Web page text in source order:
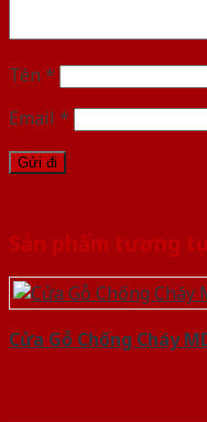
Tên *
Email *
Sản phẩm tương
Cửa Gỗ Chống Cháy